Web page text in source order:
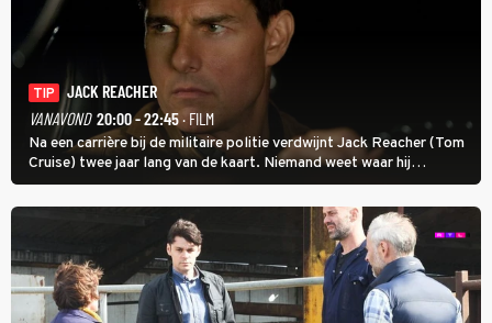
TIP
JACK REACHER
VANAVOND 20:00 - 22:45· FILM
Na een carrière bij de militaire politie verdwijnt Jack Reacher (Tom
Cruise) twee jaar lang van de kaart. Niemand weet waar hij
uithangt, totdat moordverdachte James Barr naar hem vraagt.